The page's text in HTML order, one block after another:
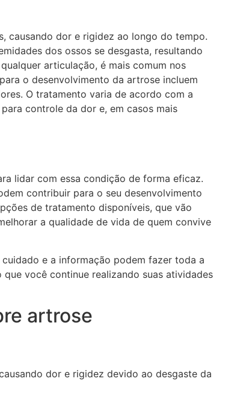
causando dor e rigidez ao longo do tempo.
dos ossos se desgasta, resultando
articulação, é mais comum nos
o desenvolvimento da artrose incluem
O tratamento varia de acordo com a
controle da dor e, em casos mais
lidar com essa condição de forma eficaz.
contribuir para o seu desenvolvimento
de tratamento disponíveis, que vão
a qualidade de vida de quem convive
e a informação podem fazer toda a
você continue realizando suas atividades
artrose
dor e rigidez devido ao desgaste da